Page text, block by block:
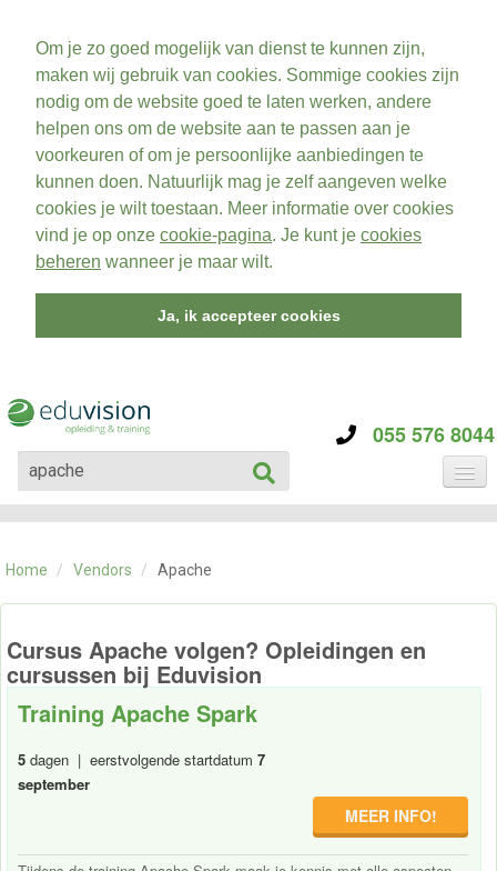
Om je zo goed mogelijk van dienst te kunnen zijn,
maken wij gebruik van cookies. Sommige cookies zijn
nodig om de website goed te laten werken, andere
helpen ons om de website aan te passen aan je
voorkeuren of om je persoonlijke aanbiedingen te
kunnen doen. Natuurlijk mag je zelf aangeven welke
cookies je wilt toestaan. Meer informatie over cookies
vind je op onze cookie-pagina. Je kunt je cookies
beheren wanneer je maar wilt.
Ja, ik accepteer cookies
055 576 8044
CATEGORIE
OVER ONS
CONTACT
Home / Vendors / Apache
Cursus Apache volgen? Opleidingen en
cursussen bij Eduvision
Training Apache Spark
5 dagen | eerstvolgende startdatum 7
september
MEER INFO!